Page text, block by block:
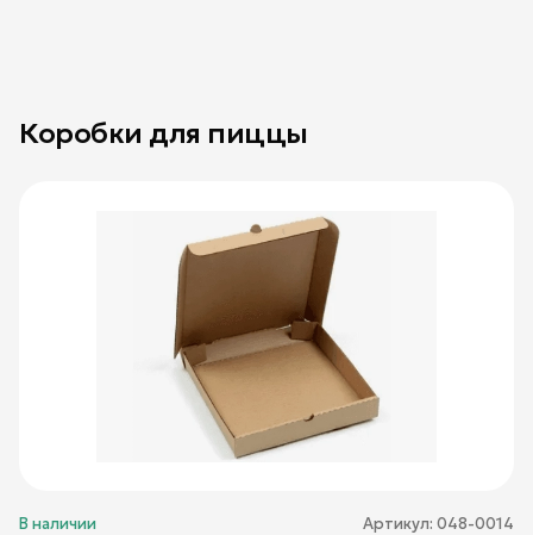
Коробки для пиццы
В наличии Артикул: 048-0014